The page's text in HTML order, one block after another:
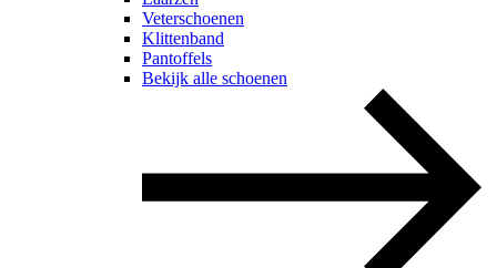
Veterschoenen
Klittenband
Pantoffels
Bekijk alle schoenen